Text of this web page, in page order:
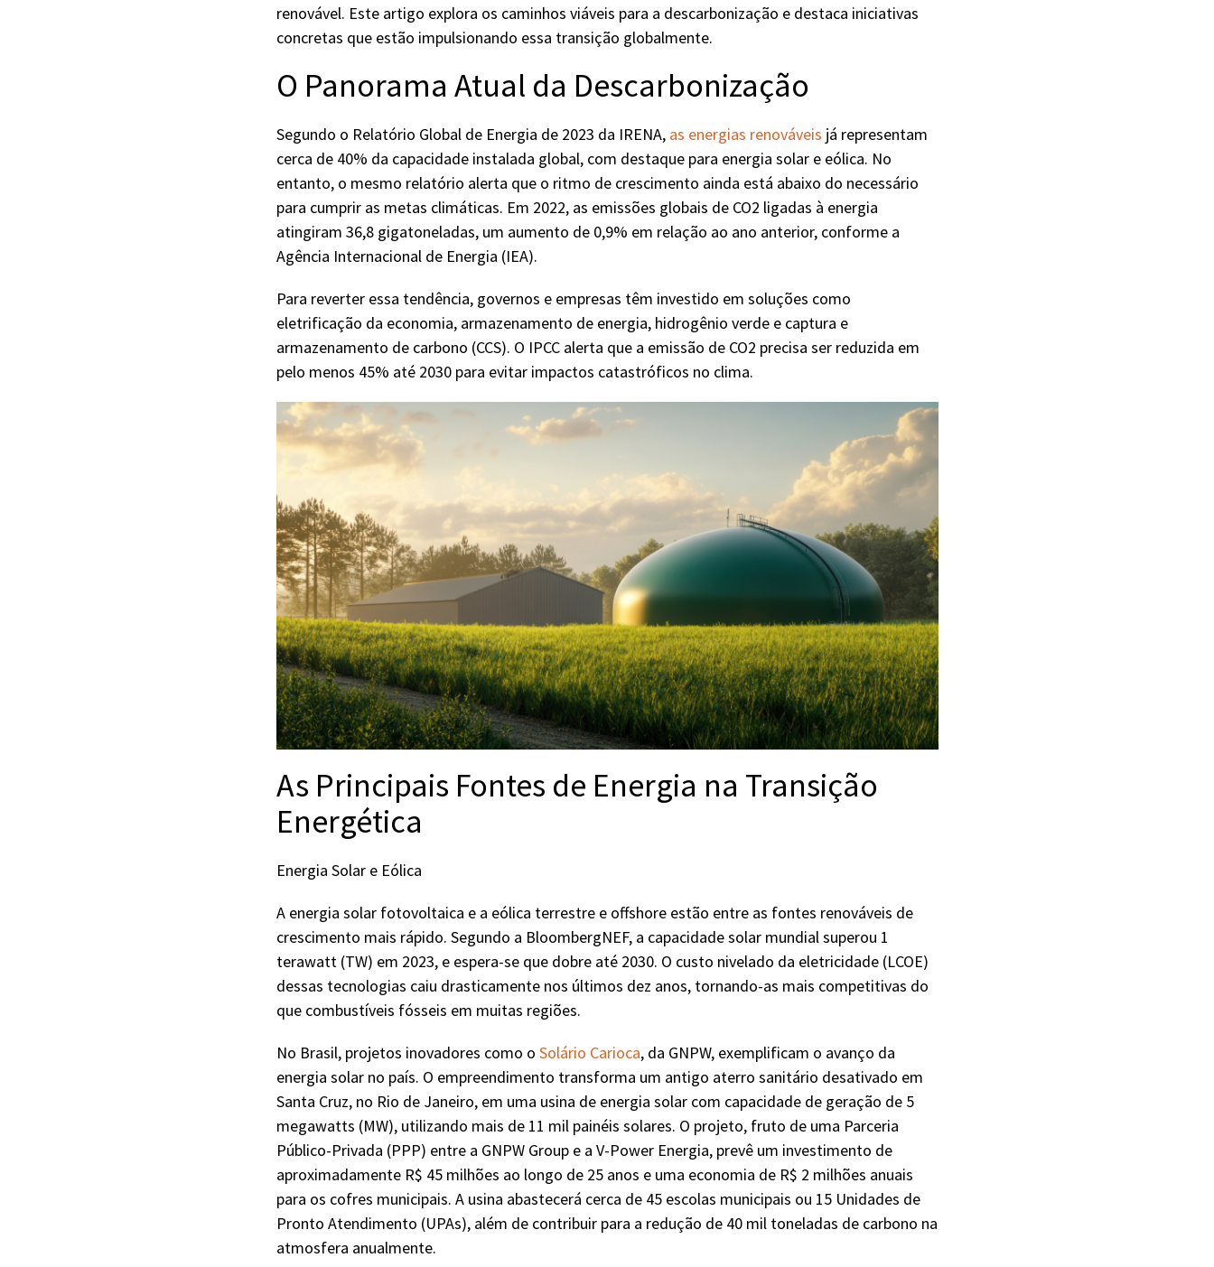
renovável. Este artigo explora os caminhos viáveis para a descarbonização e destaca iniciativas
concretas que estão impulsionando essa transição globalmente.
O Panorama Atual da Descarbonização
Segundo o Relatório Global de Energia de 2023 da IRENA, as energias renováveis já representam
cerca de 40% da capacidade instalada global, com destaque para energia solar e eólica. No
entanto, o mesmo relatório alerta que o ritmo de crescimento ainda está abaixo do necessário
para cumprir as metas climáticas. Em 2022, as emissões globais de CO2 ligadas à energia
atingiram 36,8 gigatoneladas, um aumento de 0,9% em relação ao ano anterior, conforme a
Agência Internacional de Energia (IEA).
Para reverter essa tendência, governos e empresas têm investido em soluções como
eletrificação da economia, armazenamento de energia, hidrogênio verde e captura e
armazenamento de carbono (CCS). O IPCC alerta que a emissão de CO2 precisa ser reduzida em
pelo menos 45% até 2030 para evitar impactos catastróficos no clima.
As Principais Fontes de Energia na Transição
Energética
Energia Solar e Eólica
A energia solar fotovoltaica e a eólica terrestre e offshore estão entre as fontes renováveis de
crescimento mais rápido. Segundo a BloombergNEF, a capacidade solar mundial superou 1
terawatt (TW) em 2023, e espera-se que dobre até 2030. O custo nivelado da eletricidade (LCOE)
dessas tecnologias caiu drasticamente nos últimos dez anos, tornando-as mais competitivas do
que combustíveis fósseis em muitas regiões.
No Brasil, projetos inovadores como o Solário Carioca, da GNPW, exemplificam o avanço da
energia solar no país. O empreendimento transforma um antigo aterro sanitário desativado em
Santa Cruz, no Rio de Janeiro, em uma usina de energia solar com capacidade de geração de 5
megawatts (MW), utilizando mais de 11 mil painéis solares. O projeto, fruto de uma Parceria
Público-Privada (PPP) entre a GNPW Group e a V-Power Energia, prevê um investimento de
aproximadamente R$ 45 milhões ao longo de 25 anos e uma economia de R$ 2 milhões anuais
para os cofres municipais. A usina abastecerá cerca de 45 escolas municipais ou 15 Unidades de
Pronto Atendimento (UPAs), além de contribuir para a redução de 40 mil toneladas de carbono na
atmosfera anualmente.